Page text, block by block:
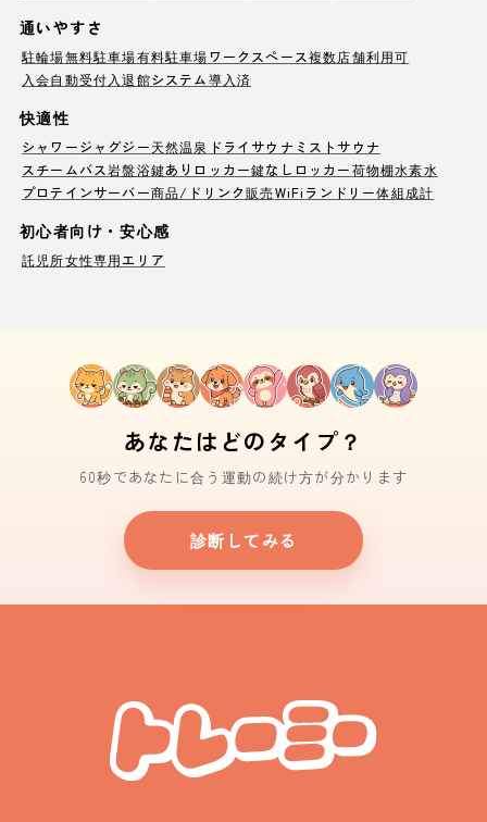
通いやすさ
駐輪場無料駐車場有料駐車場ワークスペース複数店舗利用可
入会自動受付 入退館システム導入済
快適性
シャワージャグジー天然温泉 ドライサウナ ミストサウナ
スチームバス岩盤浴鍵ありロッカー鍵なしロッカー荷物棚水素水
プロテインサーバー商品/ドリンク販売WiFi ランドリー体組成計
初心者向け・安心感
託児所女性専用エリア
あなたはどのタイプ？
60秒であなたに合う運動の続け方が分かります
診断してみる